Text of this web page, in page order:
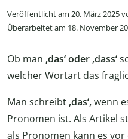
Veröffentlicht am 20. März 2025
Überarbeitet am 18. November
Ob man ‚das‘ oder ‚dass‘
welcher Wortart das
Man schreibt ‚das‘,wenn
Pronomen ist. Als Artikel
als Pronomen kann es